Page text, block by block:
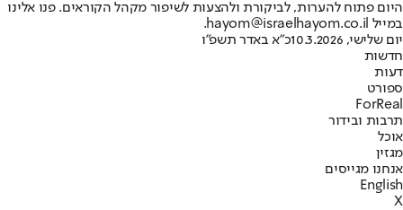
היום פתוח להערות, לביקורת ולהצעות לשיפור מקהל הקוראים. פנו אלינו
במייל hayom@israelhayom.co.il.
יום שלישי, 10.3.2026
כ"א באדר תשפ"ו
חדשות
דעות
ספורט
ForReal
תרבות ובידור
אוכל
מגזין
אנחנו מגייסים
English
X